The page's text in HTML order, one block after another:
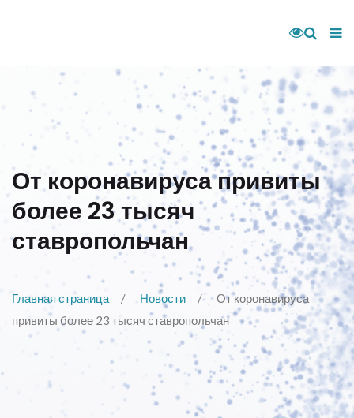
От коронавируса привиты
более 23 тысяч
ставропольчан
Главная страница Новости
От коронавируса
привиты более 23 тысяч ставропольчан